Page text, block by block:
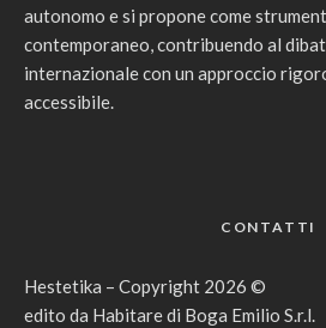
autonomo e si propone come
contemporaneo, contribuendo al
internazionale con un approccio
accessibile.
CONTATTI
Hestetika – Copyright 2026 ©
edito da Habitare di Boga Emilio S.r.l.